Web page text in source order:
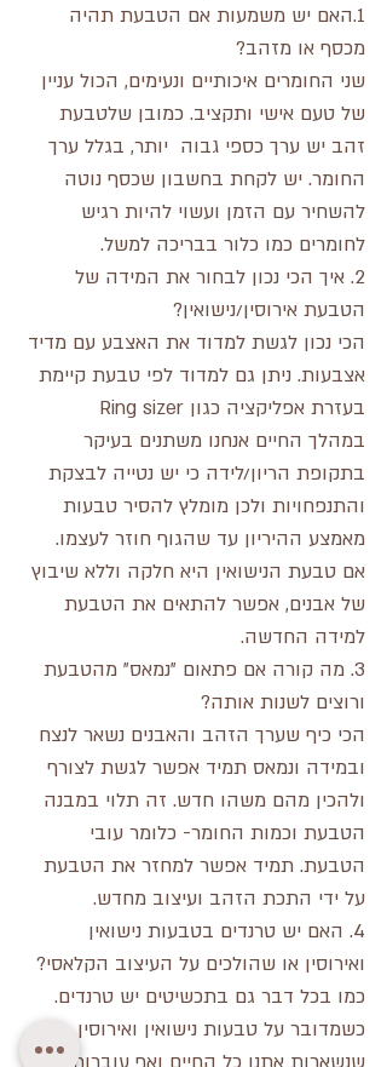
1.האם יש משמעות אם הטבעת תהיה
מכסף או מזהב?
שני החומרים איכותיים ונעימים, הכול עניין
של טעם אישי ותקציב. כמובן שלטבעת
זהב יש ערך כספי גבוה  יותר, בגלל ערך
החומר. יש לקחת בחשבון שכסף נוטה
להשחיר עם הזמן ועשוי להיות רגיש
לחומרים כמו כלור בבריכה למשל.
2. איך הכי נכון לבחור את המידה של
הטבעת אירוסין/נישואין?
הכי נכון לגשת למדוד את האצבע עם מדיד
אצבעות. ניתן גם למדוד לפי טבעת קיימת
בעזרת אפליקציה כגון Ring sizer
במהלך החיים אנחנו משתנים בעיקר
בתקופת הריון/לידה כי יש נטייה לבצקת
והתנפחויות ולכן מומלץ להסיר טבעות
מאמצע ההיריון עד שהגוף חוזר לעצמו.
אם טבעת הנישואין היא חלקה וללא שיבוץ
של אבנים, אפשר להתאים את הטבעת
למידה החדשה.
3. מה קורה אם פתאום "נמאס" מהטבעת
ורוצים לשנות אותה?
הכי כיף שערך הזהב והאבנים נשאר לנצח
ובמידה ונמאס תמיד אפשר לגשת לצורף
ולהכין מהם משהו חדש. זה תלוי במבנה
הטבעת וכמות החומר- כלומר עובי
הטבעת. תמיד אפשר למחזר את הטבעת
על ידי התכת הזהב ועיצוב מחדש.
4. האם יש טרנדים בטבעות נישואין
ואירוסין או שהולכים על העיצוב הקלאסי?
כמו בכל דבר גם בתכשיטים יש טרנדים.
כשמדובר על טבעות נישואין ואירוסין